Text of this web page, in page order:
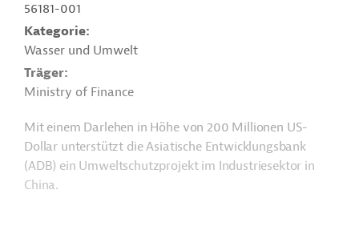
56181-001
Kategorie
Wasser und Umwelt
Träger
Ministry of Finance
Mit einem Darlehen in Höhe von 200 Millionen US-
Dollar unterstützt die Asiatische Entwicklungsbank
(ADB) ein Umweltschutzprojekt im Industriesektor in
China.